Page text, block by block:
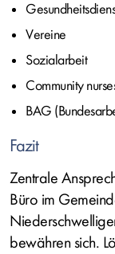
Vereine
Sozialarbeit
Community
BAG
Fazit
Zentrale
Büro im
bewähren sich.